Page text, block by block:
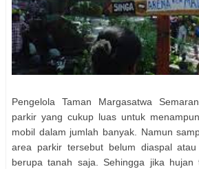
Pengelola Taman Margasatwa
parkir yang cukup luas untuk
mobil dalam jumlah banyak. Namun
area parkir tersebut belum diaspal
berupa tanah saja. Sehingga jika hujan